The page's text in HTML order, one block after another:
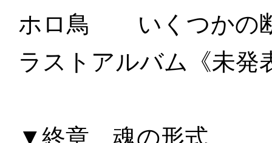
ホロ鳥 いくつかの
ラストアルバム《未発
▼終章 魂の形式